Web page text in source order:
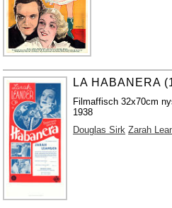
LA HABANERA
Filmaffisch 32x70cm
1938
Douglas Sirk Zarah